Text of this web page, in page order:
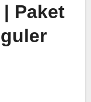
| Paket